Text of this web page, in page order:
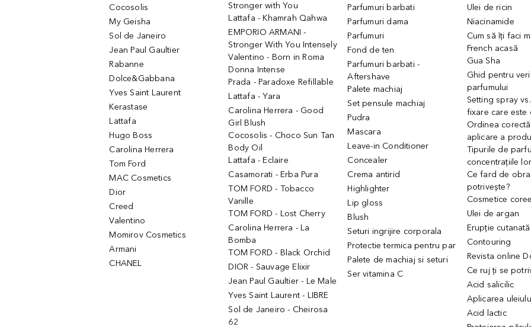
Cocosolis
My Geisha
Sol de Janeiro
Jean Paul Gaultier
Rabanne
Dolce&Gabbana
Yves Saint Laurent
Kerastase
Lattafa
Hugo Boss
Carolina Herrera
Tom Ford
MAC Cosmetics
Dior
Creed
Valentino
Momirov Cosmetics
Armani
CHANEL
Stronger with You
Lattafa - Khamrah Qahwa
EMPORIO ARMANI -
Stronger With You Intensely
Valentino - Born in Roma
Donna Intense
Prada - Paradoxe Refillable
Lattafa - Yara
Carolina Herrera - Good
Girl Blush
Cocosolis - Choco Sun Tan
Body Oil
Lattafa - Eclaire
Casamorati - Erba Pura
TOM FORD - Tobacco
Vanille
TOM FORD - Lost Cherry
Carolina Herrera - La
Bomba
TOM FORD - Black Orchid
DIOR - Sauvage Elixir
Jean Paul Gaultier - Le Male
Yves Saint Laurent - LIBRE
Sol de Janeiro - Cheirosa
62
Parfumuri barbati
Parfumuri dama
Parfumuri
Fond de ten
Parfumuri barbati -
Aftershave
Palete machiaj
Set pensule machiaj
Pudra
Mascara
Leave-in Conditioner
Concealer
Crema antirid
Highlighter
Lip gloss
Blush
Seturi ingrijire corporala
Protectie termica pentru par
Palete de machiaj si seturi
Ser vitamina C
Ulei de ricin
Niacinamide
Cum să îți faci
French acasă
Gua Sha
Ghid pentru
parfumului
Setting spray
fixare care este
Ordinea
aplicare a
Tipurile de
concentrațiile lor
Ce fard de
potrivește?
Cosmetice
Ulei de argan
Erupție
Contouring
Revista online
Ce ruj ți se
Acid salicilic
Aplicarea
Acid lactic